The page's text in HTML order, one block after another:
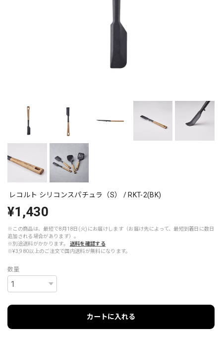
レコルト シリコンスパチュラ（S） / RKT-2(BK)
¥1,430
※この商品は、最短で8月18日(火)にお届けします（お届け先によって、最短到着日に数日
追加される場合があります）。
※別途送料がかかります。
送料を確認する
※¥3,980以上のご注文で国内送料が無料になります。
数量
カートに入れる